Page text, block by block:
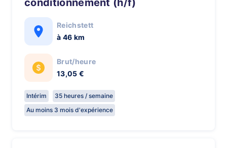
conditionnement (h/f)
Reichstett
à 46 km
Brut/heure
13,05 €
Intérim
35 heures / semaine
Au moins 3 mois d'expérience